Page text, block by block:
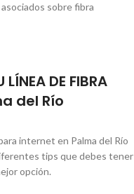
sobre fibra
DE FIBRA
del Río
internet en Palma del Río
tips que debes tener
opción.